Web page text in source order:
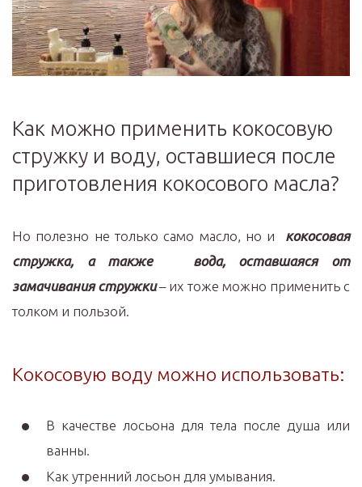
Как можно применить кокосовую
стружку и воду, оставшиеся после
приготовления кокосового масла?
Но полезно не только само масло, но и кокосовая
стружка, а также вода, оставшаяся от
замачивания стружки– их тоже можно применить с
толком и пользой.
Кокосовую воду можно использовать:
В качестве лосьона для тела после душа или
ванны.
Как утренний лосьон для умывания.